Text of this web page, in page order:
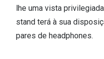
lhe uma vista
stand terá à sua
pares de headphones.